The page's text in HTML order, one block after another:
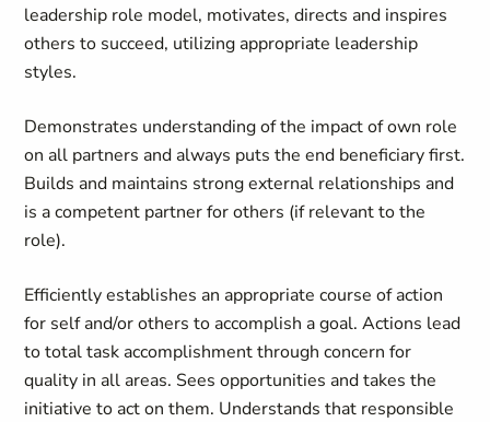
leadership role model, motivates, directs and inspires
others to succeed, utilizing appropriate leadership
styles.
Demonstrates understanding of the impact of own role
on all partners and always puts the end beneficiary first.
Builds and maintains strong external relationships and
is a competent partner for others (if relevant to the
role).
Efficiently establishes an appropriate course of action
for self and/or others to accomplish a goal. Actions lead
to total task accomplishment through concern for
quality in all areas. Sees opportunities and takes the
initiative to act on them. Understands that responsible